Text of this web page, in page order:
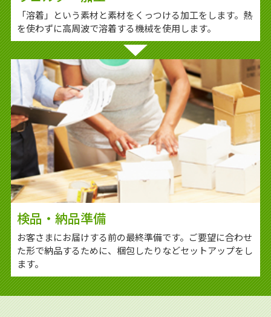
「溶着」という素材と素材をくっつける加工をします。熱
を使わずに高周波で溶着する機械を使用します。
検品・納品準備
お客さまにお届けする前の最終準備です。ご要望に合わせ
た形で納品するために、梱包したりなどセットアップをし
ます。